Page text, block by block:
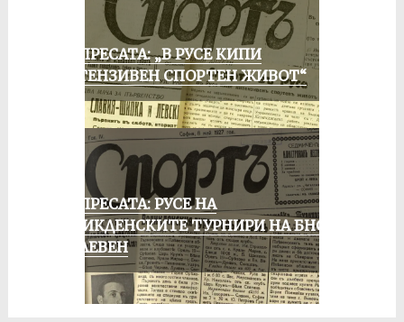
ОТ ПРЕСАТА: „В РУСЕ КИПИ
ИНТЕНЗИВЕН СПОРТЕН ЖИВОТ“
ОТ ПРЕСАТА: РУСЕ НА
ВЕЛИКДЕНСКИТЕ ТУРНИРИ НА БНСФ
В ПЛЕВЕН